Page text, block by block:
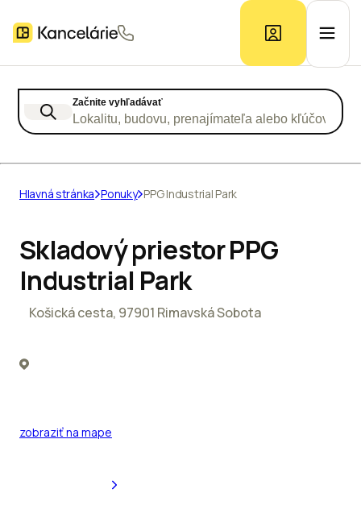
Prieskum trhu
Začnite vyhľadávať
Lokalitu, budovu, prenajímateľa alebo kľúčové
Hlavná stránka Ponuky PPG Industrial Park
Skladový priestor PPG
Industrial Park
Košická cesta, 97901 Rimavská Sobota
zobraziť na mape